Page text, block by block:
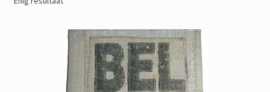
Over Toetie & Zo